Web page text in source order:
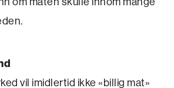
vil imidlertid ikke «billig mat»